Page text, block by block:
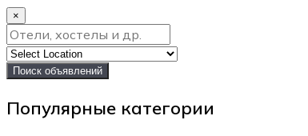
×
Поиск объявлений
Популярные категории